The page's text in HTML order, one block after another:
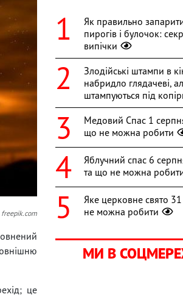
freepik.com
це
Як правильно
пирогів і булочок:
випічки
Злодійські штампи в
набридло глядачеві,
штампуються під
Медовий Спас 1
що не можна робити
Яблучний спас 6
та що не можна
Яке церковне свято
не можна робити
МИ В